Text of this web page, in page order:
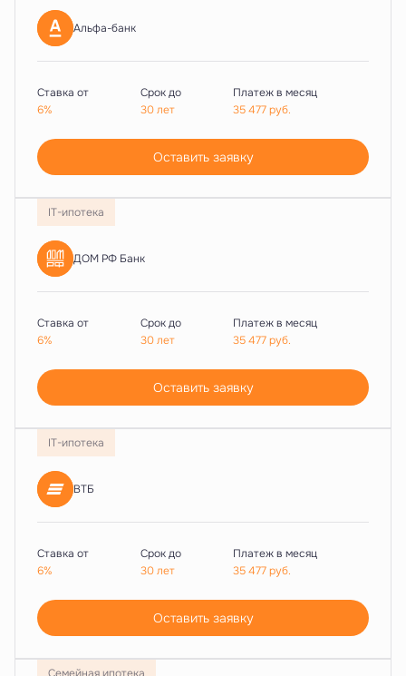
Альфа-банк
Ставка от
6%
Срок до
30 лет
Платеж в месяц
35 477руб.
Оставить заявку
IT-ипотека
ДОМ РФ Банк
Ставка от
6%
Срок до
30 лет
Платеж в месяц
35 477руб.
Оставить заявку
IT-ипотека
ВТБ
Ставка от
6%
Срок до
30 лет
Платеж в месяц
35 477руб.
Оставить заявку